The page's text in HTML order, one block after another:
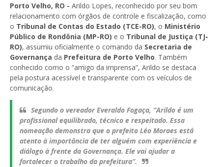
Porto Velho, RO - Arildo Lopes, reconhecido por seu bom
relacionamento com órgãos de controle e fiscalização, como
o Tribunal de Contas do Estado (TCE-RO), o Ministério
Público de Rondônia (MP-RO) e o Tribunal de Justiça (TJ-
RO), assumiu oficialmente o comando da Secretaria de
Governança da Prefeitura de Porto Velho. Também
conhecido como o “amigo da imprensa”, Arildo se destaca
pela postura acessível e transparente com os veículos de
comunicação.
Segundo o vereadorEveraldo Fogaça, “Arildo é um
profissional equilibrado, técnico e respeitado. Essa
nomeação demonstra que o prefeito Léo Moraes está
atento à importância de ter alguém com experiência e
diálogo à frente da Governança. Ele vai ajudar a
fortalecer o trabalho da prefeitura”.